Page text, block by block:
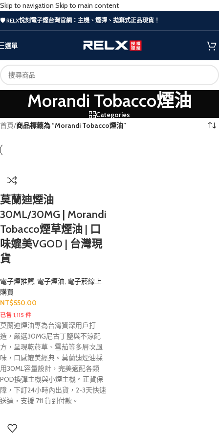
Skip to navigation Skip to main content
🛡️ RELX悅刻電子煙台灣官網：主機、煙彈、拋棄式正品現貨！
選單
Morandi Tobacco煙油
Categories
首頁/商品標籤為 “Morandi Tobacco煙油”
莫蘭迪煙油
30ML/30MG | Morandi
Tobacco煙草煙油 | 口
味媲美VGOD | 台灣現
貨
電子煙推薦, 電子煙油, 電子菸線上
購買
NT$550.00
已售 1,115 件
莫蘭迪煙油專為台灣資深用戶打
造，嚴選30MG尼古丁鹽與不涼配
方，呈現乾菸草、雪茄等多層次風
味，口感媲美經典。莫蘭迪煙油採
用30ML容量設計，完美適配各類
POD換彈主機與小煙主機。正貨保
障，下訂24小時內出貨，2-3天快速
送達，支援 711 貨到付款。